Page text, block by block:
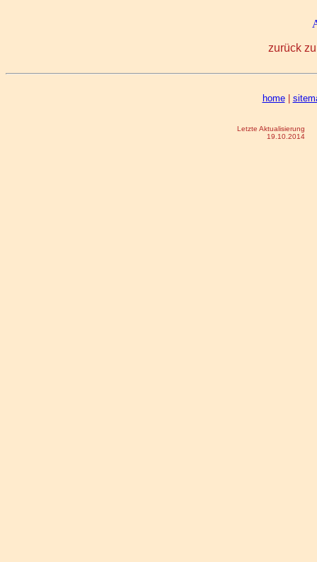
zurück
home|
Letzte Aktualisierung
19.10.2014